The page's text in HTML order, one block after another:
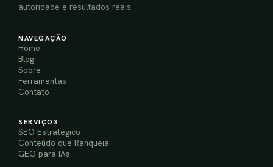
autoridade e resultados reais.
NAVEGAÇÃO
Home
Blog
Sobre
Ferramentas
Contato
SERVIÇOS
SEO Estratégico
Conteúdo que Ranqueia
GEO para IAs